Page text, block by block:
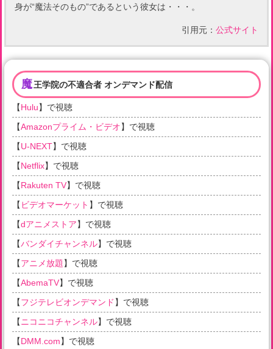
身が“魔法そのもの”であるという彼女は・・・。
引用元： 公式サイト
魔王学院の不適合者 オンデマンド配信
【Hulu】で視聴
【Amazonプライム・ビデオ】で視聴
【U-NEXT】で視聴
【Netflix】で視聴
【Rakuten TV】で視聴
【 ビデオマーケット 】で視聴
【dアニメストア】で視聴
【バンダイチャンネル】で視聴
【アニメ放題】で視聴
【AbemaTV】で視聴
【フジテレビオンデマンド 】で視聴
【ニコニコチャンネル】で視聴
【DMM.com】で視聴